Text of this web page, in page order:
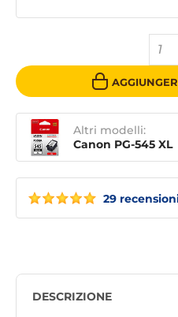
29
1
Altri modelli:
Canon PG-545 XL
DESCRIZIONE